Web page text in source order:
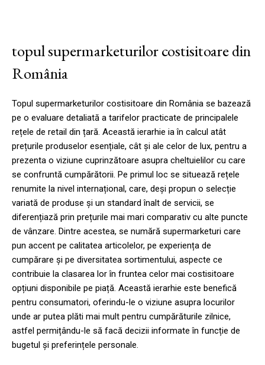
topul supermarketurilor costisitoare din
România
Topul supermarketurilor costisitoare din România se bazează
pe o evaluare detaliată a tarifelor practicate de principalele
rețele de retail din țară. Această ierarhie ia în calcul atât
prețurile produselor esențiale, cât și ale celor de lux, pentru a
prezenta o viziune cuprinzătoare asupra cheltuielilor cu care
se confruntă cumpărătorii. Pe primul loc se situează rețele
renumite la nivel internațional, care, deși propun o selecție
variată de produse și un standard înalt de servicii, se
diferențiază prin prețurile mai mari comparativ cu alte puncte
de vânzare. Dintre acestea, se numără supermarketuri care
pun accent pe calitatea articolelor, pe experiența de
cumpărare și pe diversitatea sortimentului, aspecte ce
contribuie la clasarea lor în fruntea celor mai costisitoare
opțiuni disponibile pe piață. Această ierarhie este benefică
pentru consumatori, oferindu-le o viziune asupra locurilor
unde ar putea plăti mai mult pentru cumpărăturile zilnice,
astfel permițându-le să facă decizii informate în funcție de
bugetul și preferințele personale.